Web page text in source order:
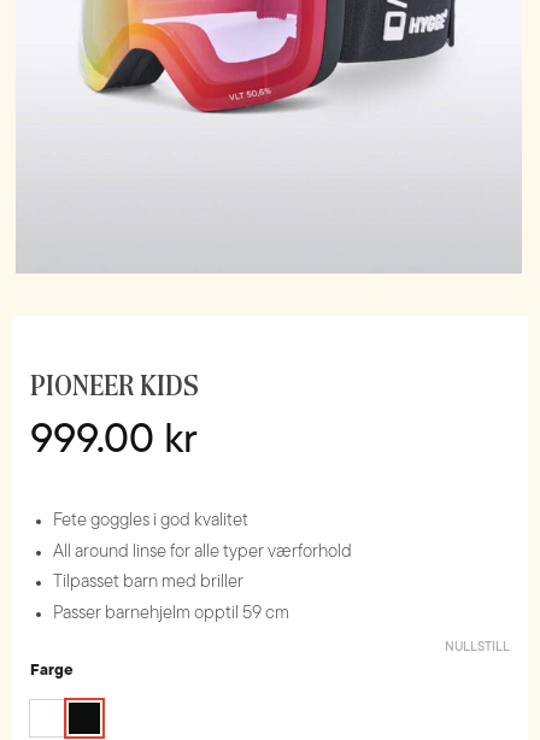
PIONEER KIDS
999.00 kr
Fete goggles i god kvalitet
All around linse for alle typer værforhold
Tilpasset barn med briller
Passer barnehjelm opptil 59 cm
Farge
NULLSTILL